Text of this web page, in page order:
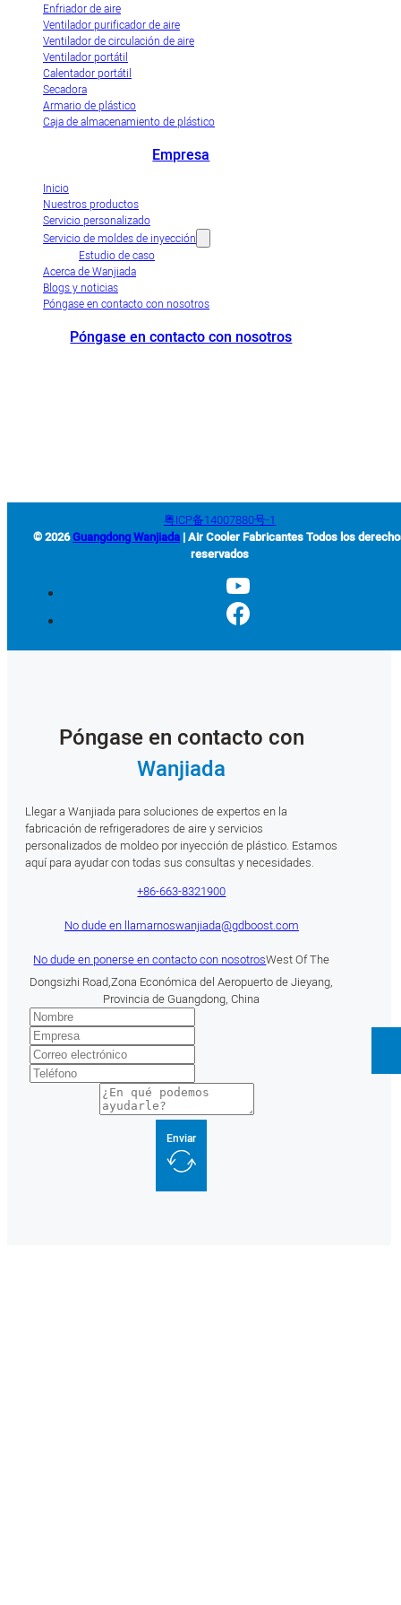
Enfriador de aire
Ventilador purificador de aire
Ventilador de circulación de aire
Ventilador portátil
Calentador portátil
Secadora
Armario de plástico
Caja de almacenamiento de plástico
Empresa
Inicio
Nuestros productos
Servicio personalizado
Servicio de moldes de inyección
Estudio de caso
Acerca de Wanjiada
Blogs y noticias
Póngase en contacto con nosotros
Póngase en contacto con nosotros
粤ICP备14007880号-1
© 2026Guangdong Wanjiada | Air Cooler Fabricantes Todos los
reservados
Póngase en contacto con
Wanjiada
Llegar a Wanjiada para soluciones de expertos en la
fabricación de refrigeradores de aire y servicios
personalizados de moldeo por inyección de plástico. Estamos
aquí para ayudar con todas sus consultas y necesidades.
+86-663-8321900
No dude en llamarnoswanjiada@gdboost.com
No dude en ponerse en contacto con nosotrosWest Of The
Dongsizhi Road,Zona Económica del Aeropuerto de Jieyang,
Provincia de Guangdong, China
Enviar